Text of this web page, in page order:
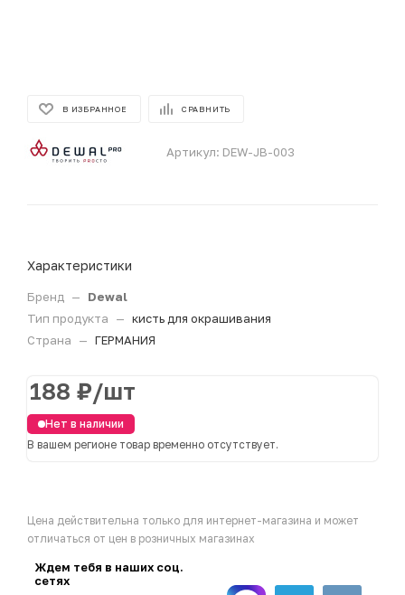
В ИЗБРАННОЕ СРАВНИТЬ
Артикул: DEW-JB-003
Характеристики
Бренд —
Dewal
Тип продукта
— кисть для окрашивания
Страна
— ГЕРМАНИЯ
188 ₽/шт
Нет в наличии
В вашем регионе товар временно отсутствует.
Цена действительна только для интернет-магазина и может
отличаться от цен в розничных магазинах
Ждем тебя в наших соц.
сетях